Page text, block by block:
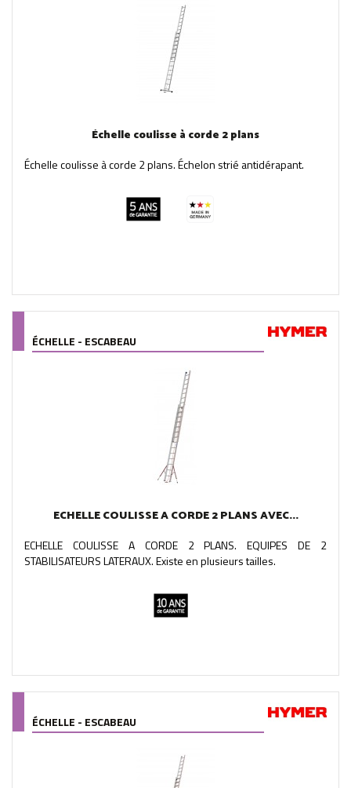
Échelle coulisse à corde 2 plans
Échelle coulisse à corde 2 plans. Échelon strié antidérapant.
ÉCHELLE - ESCABEAU
ECHELLE COULISSE A CORDE 2 PLANS AVEC...
ECHELLE COULISSE A CORDE 2 PLANS. EQUIPES DE 2
STABILISATEURS LATERAUX. Existe en plusieurs tailles.
ÉCHELLE - ESCABEAU